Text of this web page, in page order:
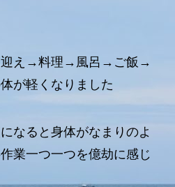
迎え→料理→風呂→ご飯→
が軽くなりました
なると身体がなまりのよ
業一つ一つを億劫に感じ